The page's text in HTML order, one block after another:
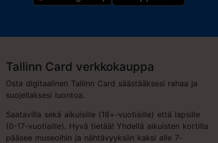
Tallinn Card verkkokauppa
Osta digitaalinen Tallinn Card säästääksesi rahaa ja
suojellaksesi luontoa.
Saatavilla sekä aikuisille (18+-vuotiaille) että lapsille
(0-17-vuotiaille). Hyvä tietää! Yhdellä aikuisten kortilla
pääsee museoihin ja nähtävyyksiin kaksi alle 7-